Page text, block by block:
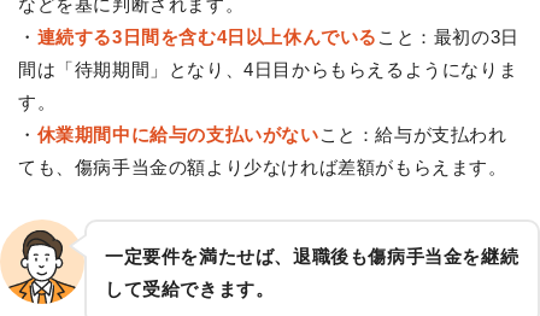
などを基に判断されます。
・ 連続する3日間を含む4日以上休んでいる こと：最初の3日
間は「待期期間」となり、4日目からもらえるようになりま
す。
・ 休業期間中に給与の支払いがないこと：給与が支払われ
ても、傷病手当金の額より少なければ差額がもらえます。
一定要件を満たせば、退職後も傷病手当金を継続
して受給できます。